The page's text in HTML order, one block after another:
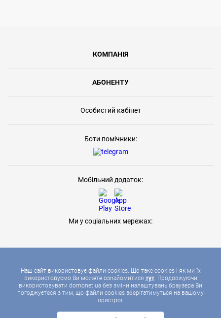
Наш сайт використовує файли cookies. Що таке cookies і як ми їх
використовуємо Ви можете ознайомитися тут. Продовжуючи
використовувати domonet.ua без зміни налаштувань браузера Ви
погоджуєтеся з тим, що файли cookies зберігатимуться на вашому
пристрої.
КОМПАНІЯ
АБОНЕНТУ
Особистий кабінет
Боти помічники:
Мобільний додаток:
Ми у соціальних мережах:
2026 © ДОМОНЕТ, УСІ ПРАВА ЗАХИЩЕНІ